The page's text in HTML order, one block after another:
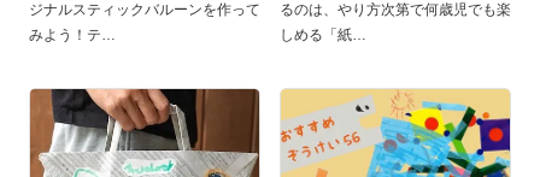
ジナルスティックバルーンを作って
みよう！テ
るのは、やり方次第で何歳児でも楽
しめる「紙